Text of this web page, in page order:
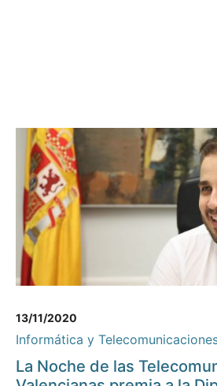
13/11/2020
Informática y
La Noche de las